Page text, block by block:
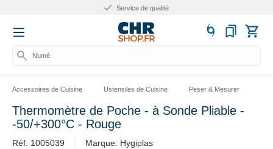
Service de qualité
Numéro
Accessoires de Cuisine Ustensiles de Cuisine Peser & Mesurer
Thermomètre de Poche - à Sonde Pliable -
-50/+300°C - Rouge
Réf. 1005039 Marque: Hygiplas